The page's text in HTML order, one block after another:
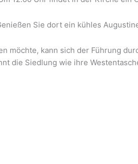
Sie dort ein kühles
möchte, kann sich der Führung
die Siedlung wie ihre